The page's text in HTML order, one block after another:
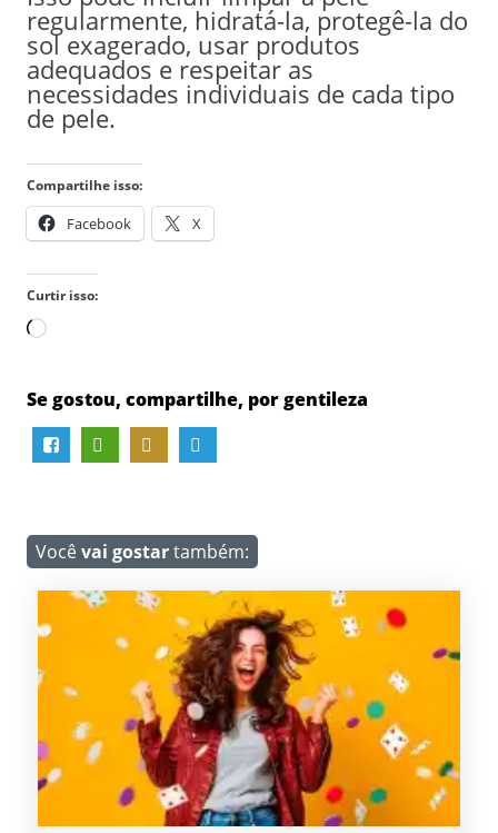
regularmente, hidratá-la, protegê-la do
sol exagerado, usar produtos
adequados e respeitar as
necessidades individuais de cada tipo
de pele.
Compartilhe isso:
Facebook X
Curtir isso:
Carregando...
Se gostou, compartilhe, por gentileza
Você vai gostartambém: